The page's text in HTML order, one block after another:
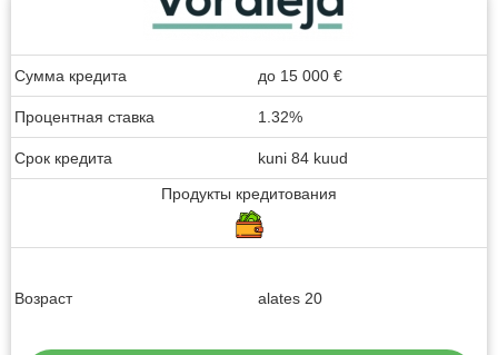
Сумма кредита до 15 000 €
Процентная ставка 1.32%
Срок кредита
kuni 84 kuud
Продукты кредитования
Возраст alates 20